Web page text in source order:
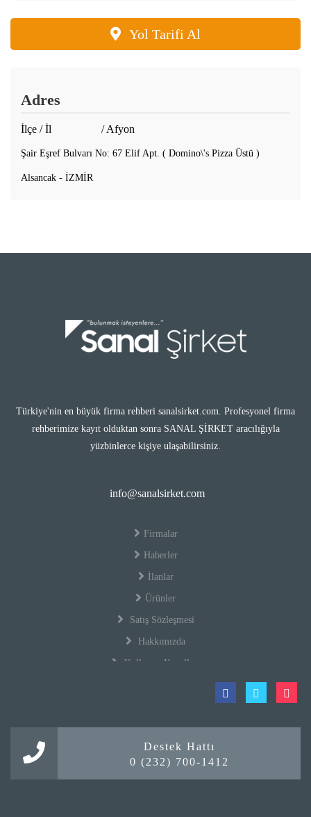
Yol Tarifi Al
Adres
İlçe / İl / Afyon
Şair Eşref Bulvarı No: 67 Elif Apt. ( Domino\'s Pizza Üstü )
Alsancak - İZMİR
Türkiye'nin en büyük firma rehberi sanalsirket.com. Profesyonel firma
rehberimize kayıt olduktan sonra SANAL ŞİRKET aracılığıyla
yüzbinlerce kişiye ulaşabilirsiniz.
info@sanalsirket.com
Firmalar
Haberler
İlanlar
Ürünler
Satış Sözleşmesi
Hakkımızda
Kullanım Koşulları
İletişim
Mobil Ödeme
Destek Hattı
0 (232) 700-1412